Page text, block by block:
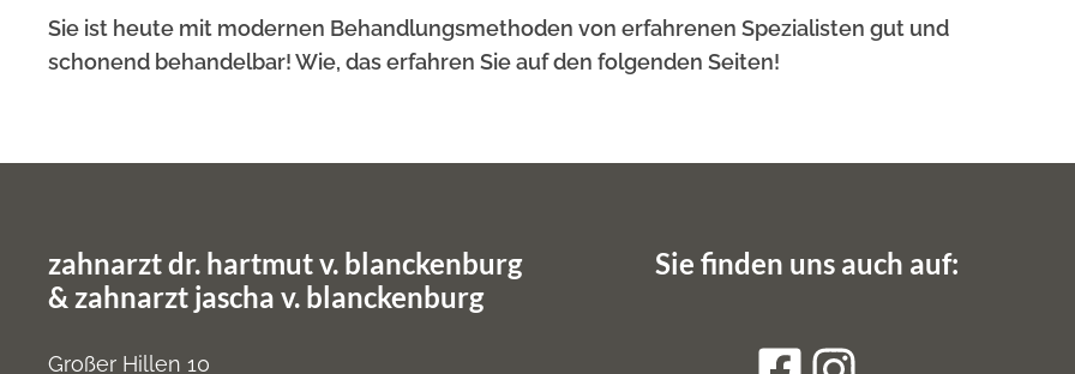
Sie ist heute mit modernen Behandlungsmethoden von erfahrenen Spezialisten gut und
schonend behandelbar! Wie, das erfahren Sie auf den folgenden Seiten!
zahnarzt dr. hartmut v. blanckenburg
& zahnarzt jascha v. blanckenburg
Großer Hillen 10
Sie finden uns auch auf: